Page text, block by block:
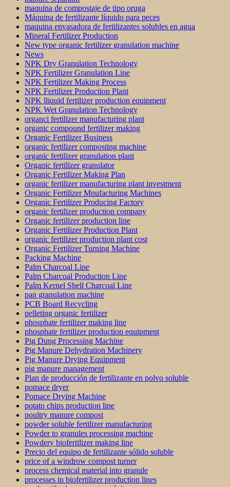
maquina de compostaje de tipo oruga
Máquina de fertilizante líquido para peces
maquina envasadora de fertilizantes solubles en agua
Mineral Fertilizer Production
New type organic fertilizer granulation machine
News
NPK Dry Granulation Technology
NPK Fertilizer Granulation Line
NPK Fertilizer Making Process
NPK Fertilizer Production Plant
NPK lliquid fertilizer production equipment
NPK Wet Granulation Technology
organci fertilizer manufacturing plant
organic compound fertilizer making
Organic Fertilizer Business
organic fertilizer composting machine
organic fertilizer granulation plant
Organic fertilizer granulator
Organic Fertilizer Making Plan
organic fertilizer manufacturing plant investment
Organic Fertilizer Mnufacturing Machines
Organic Fertilizer Producing Factory
organic fertilizer production company
Organic fertilizer production line
Organic Fertilizer Production Plant
organic fertilizer production plant cost
Organic Fertilizer Turning Machine
Packing Machine
Palm Charcoal Line
Palm Charcoal Production Line
Palm Kernel Shell Charcoal Line
pan granulation machine
PCB Board Recycling
pelleting organic fertilizer
phosphate fertilizer making line
phosphate fertilizer production equipment
Pig Dung Processing Machine
Pig Manure Dehydration Machinery
Pig Manure Drying Equipment
pig manure management
Plan de producción de fertilizante en polvo soluble
pomace dryer
Pomace Drying Machine
potato chips production line
poultry manure compost
powder soluble fertilizer manufacturing
Powder to granules processing machine
Powdery biofertilizer making line
Precio del equipo de fertilizante sólido soluble
price of a windrow compost turner
process chemical material into granule
processes in biofertilizer production lines